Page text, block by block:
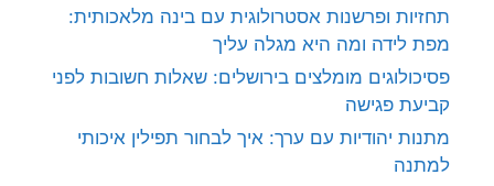
תחזיות ופרשנות אסטרולוגית עם בינה מלאכותית:
מפת לידה ומה היא מגלה עליך
פסיכולוגים מומלצים בירושלים: שאלות חשובות לפני
קביעת פגישה
מתנות יהודיות עם ערך: איך לבחור תפילין איכותי
למתנה